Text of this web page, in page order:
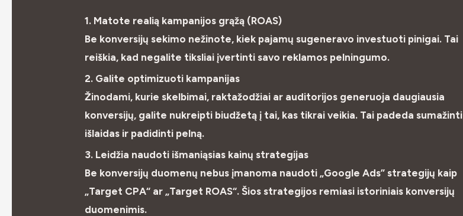
1. Matote realią kampanijos grąžą (ROAS)
Be konversijų sekimo nežinote, kiek pajamų sugeneravo investuoti pinigai. Tai
reiškia, kad negalite tiksliai įvertinti savo reklamos pelningumo.
2. Galite optimizuoti kampanijas
Žinodami, kurie skelbimai, raktažodžiai ar auditorijos generuoja daugiausia
konversijų, galite nukreipti biudžetą į tai, kas tikrai veikia. Tai padeda sumažinti
išlaidas ir padidinti pelną.
3. Leidžia naudoti išmaniąsias kainų strategijas
Be konversijų duomenų nebus įmanoma naudoti „Google Ads” strategijų kaip
„Target CPA“ ar „Target ROAS“. Šios strategijos remiasi istoriniais konversijų
duomenimis.